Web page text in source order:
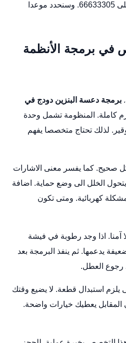
اذا تريد زيارة الكراج اتصل على 66633305. وسنحدد موعدا
في برمجة الأنظمة
برمجة دعسة البنزين دودج في
كاملة. المنظومة تشمل وحدة
لذلك تحتاج متخصصا يفهم
صحيح. كما يفسر معنى الاشارات
الخلل الى وضع حماية. اضافة
كهربائية. ومتى تكون
اذا وجد رطوبة في فيشة
يدعمها. ثم ينفذ البرمجة بعد
رجوع العطل.
استبدال قطعة. لا يضيع وقتك
المقابل يعطيك خيارات واضحة.